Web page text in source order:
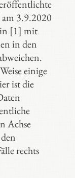
3.9.2020
[1] mit
in den
einige
ist die
Achse
rechts